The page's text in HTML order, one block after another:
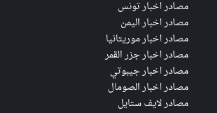
مصادر اخبار تونس
مصادر اخبار اليمن
مصادر اخبار موريتانيا
مصادر اخبار جزر القمر
مصادر اخبار جيبوتي
مصادر اخبار الصومال
مصادر لايف ستايل